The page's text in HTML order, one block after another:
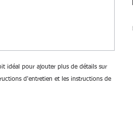
idéal pour ajouter plus de détails sur
d'entretien et les instructions de